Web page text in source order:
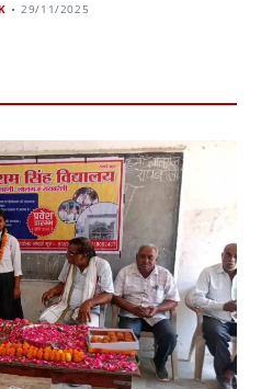
29/11/2025